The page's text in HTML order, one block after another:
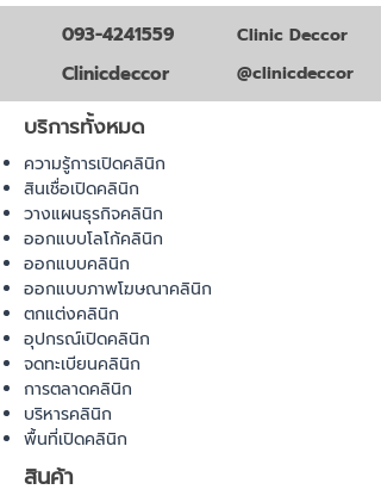
093-4241559
Clinicdeccor
Clinic Deccor
@clinicdeccor
บริการทั้งหมด
ความรู้การเปิดคลินิก
สินเชื่อเปิดคลินิก
วางแผนธุรกิจคลินิก
ออกแบบโลโก้คลินิก
ออกแบบคลินิก
ออกแบบภาพโฆษณาคลินิก
ตกแต่งคลินิก
อุปกรณ์เปิดคลินิก
จดทะเบียนคลินิก
การตลาดคลินิก
บริหารคลินิก
พื้นที่เปิดคลินิก
สินค้า